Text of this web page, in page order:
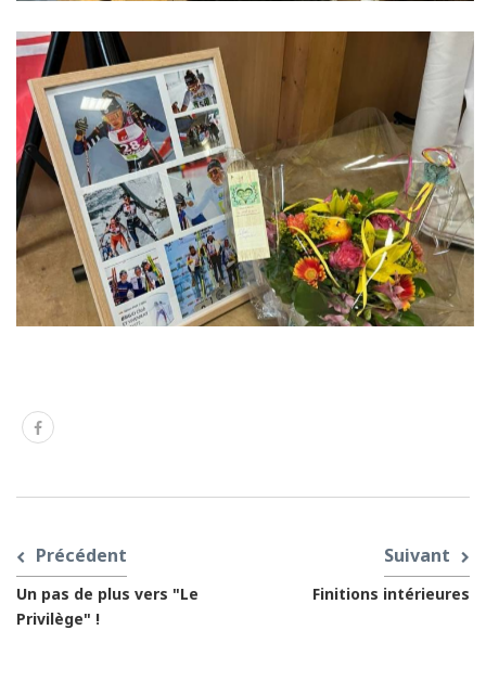
Suivant
Finitions intérieures
Précédent
Un pas de plus vers "Le
Privilège" !